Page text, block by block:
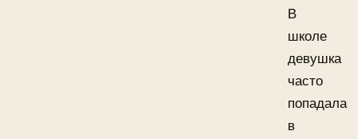
В
школе
девушка
часто
попадала
в